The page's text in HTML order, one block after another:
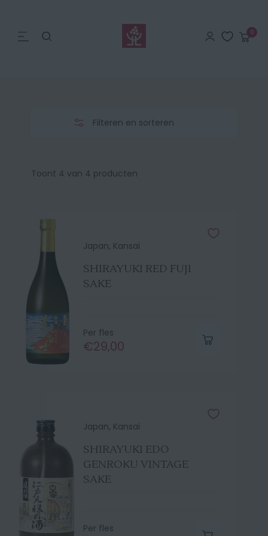
Menu
Aanmelden
0
Filteren en sorteren
Toont 4 van 4 producten
Japan, Kansai
SHIRAYUKI RED FUJI
SAKE
Per fles
€29,00
Japan, Kansai
SHIRAYUKI EDO
GENROKU VINTAGE
SAKE
Per fles